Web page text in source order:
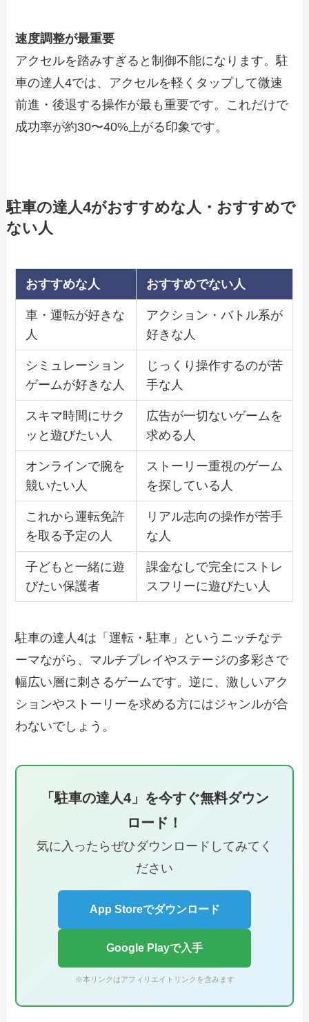
速度調整が最重要
アクセルを踏みすぎると制御不能になります。駐
車の達人4では、アクセルを軽くタップして微速
前進・後退する操作が最も重要です。これだけで
成功率が約30〜40%上がる印象です。
駐車の達人4がおすすめな人・おすすめで
ない人
おすすめな人 おすすめでない人
車・運転が好きな
人
アクション・バトル系が
好きな人
シミュレーション
ゲームが好きな人
じっくり操作するのが苦
手な人
スキマ時間にサク
ッと遊びたい人
広告が一切ないゲームを
求める人
オンラインで腕を
競いたい人
ストーリー重視のゲーム
を探している人
これから運転免許
を取る予定の人
リアル志向の操作が苦手
な人
子どもと一緒に遊
びたい保護者
課金なしで完全にストレ
スフリーに遊びたい人
駐車の達人4は「運転・駐車」というニッチなテ
ーマながら、マルチプレイやステージの多彩さで
幅広い層に刺さるゲームです。逆に、激しいアク
ションやストーリーを求める方にはジャンルが合
わないでしょう。
「駐車の達人4」を今すぐ無料ダウン
ロード！
気に入ったらぜひダウンロードしてみてく
ださい
App Storeでダウンロード
Google Playで入手
※本リンクはアフィリエイトリンクを含みます